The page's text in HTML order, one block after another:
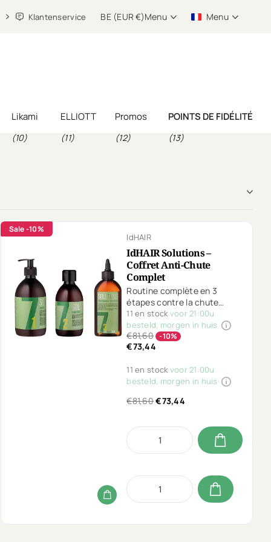
Klantenservice BE (EUR €)Menu Menu
Likami
(10)
ELLIOTT
(11)
Promos
(12)
POINTS DE FIDÉLITÉ
(13)
Sale-10%
IdHAIR
IdHAIR Solutions –
Coffret Anti-Chute
Complet
Routine complète en 3
étapes contre la chute
précoce. Le shampooing,
soin cuir chevelu et tonic
No.7 stimulent la croissance
et renforcent les racines.
11 en stockvoor 21:00u
besteld, morgen in huis
€81,60 -10%
€73,44
11 en stockvoor 21:00u
besteld, morgen in huis
€81,60€73,44